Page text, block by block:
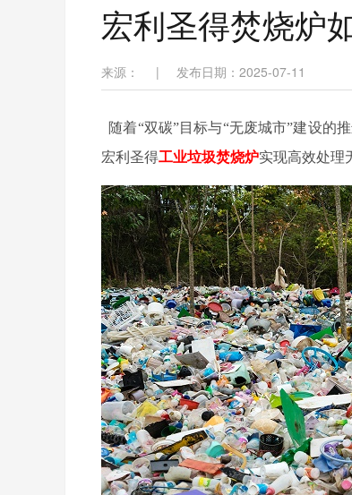
宏利圣得焚烧炉
来源： | 发布日期：2025-07-11
随着“双碳”目标与“无废城市”建设的
宏利圣得工业垃圾焚烧炉实现高效处理